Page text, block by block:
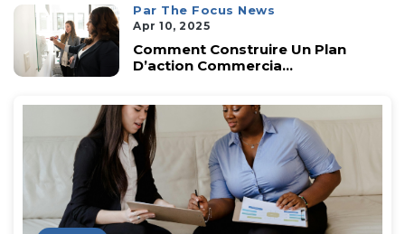
Par The Focus News
Apr 10, 2025
Comment Construire Un Plan
D’action Commercia...